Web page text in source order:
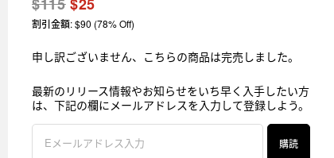
割引金額: $90 (78% Off)
申し訳ございません、こちらの商品は完売しました。
最新のリリース情報やお知らせをいち早く入手したい方
は、下記の欄にメールアドレスを入力して登録しよう。
購読